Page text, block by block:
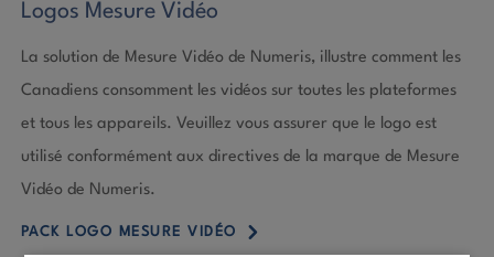
Logos Mesure Vidéo
La solution de Mesure Vidéo de Numeris, illustre comment les
Canadiens consomment les vidéos sur toutes les plateformes
et tous les appareils. Veuillez vous assurer que le logo est
utilisé conformément aux directives de la marque de Mesure
Vidéo de Numeris.
PACK LOGO MESURE VIDÉO 5